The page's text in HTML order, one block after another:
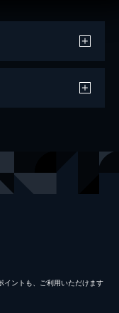
イントも、ご利⽤いただけます